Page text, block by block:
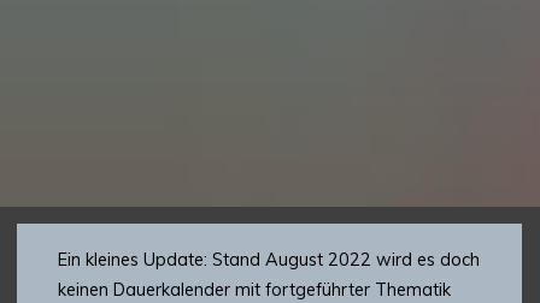
Ein kleines Update: Stand August 2022 wird es doch
keinen Dauerkalender mit fortgeführter Thematik